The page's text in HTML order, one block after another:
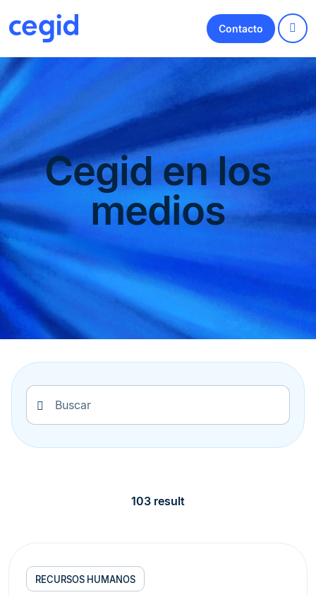
Contacto
Cegid en los
medios
103 result
RECURSOS HUMANOS